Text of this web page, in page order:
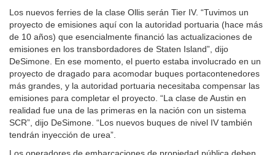
Los nuevos ferries de la clase Ollis serán Tier IV. “Tuvimos un
proyecto de emisiones aquí con la autoridad portuaria (hace más
de 10 años) que esencialmente financió las actualizaciones de
emisiones en los transbordadores de Staten Island”, dijo
DeSimone. En ese momento, el puerto estaba involucrado en un
proyecto de dragado para acomodar buques portacontenedores
más grandes, y la autoridad portuaria necesitaba compensar las
emisiones para completar el proyecto. “La clase de Austin en
realidad fue una de las primeras en la nación con un sistema
SCR”, dijo DeSimone. “Los nuevos buques de nivel IV también
tendrán inyección de urea”.